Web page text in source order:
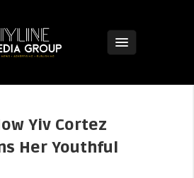
Yiv Cortez
Her Youthful